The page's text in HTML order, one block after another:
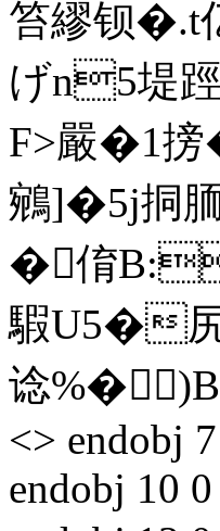
笞繆钡�.t
げn5
F>嚴�1搒
鵷]�5j挏
�俼
騢U5�
谂%�)B
<> endobj
endobj 10